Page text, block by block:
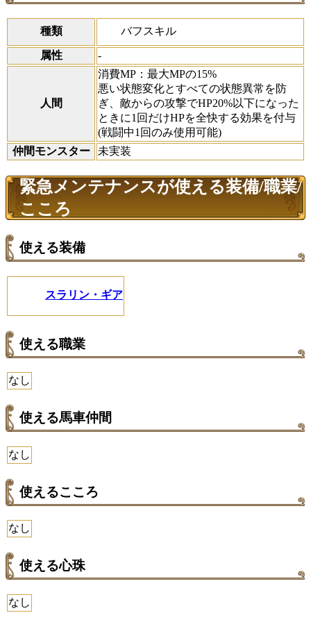
種類 バフスキル
属性 -
人間
消費MP：最大MPの15%
悪い状態変化とすべての状態異常を防
ぎ、敵からの攻撃でHP20%以下になった
ときに1回だけHPを全快する効果を付与
(戦闘中1回のみ使用可能)
仲間モンスター
未実装
緊急メンテナンスが使える装備/職業/
こころ
使える装備
スラリン・ギア
使える職業
なし
使える馬車仲間
なし
使えるこころ
なし
使える心珠
なし